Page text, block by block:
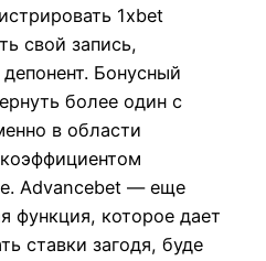
1xbet
свой запись,
Бонусный
более один с
в области
Advancebet — еще
функция, которое дает
ставки загодя, буде